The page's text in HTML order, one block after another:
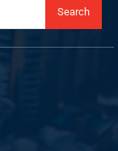
Search